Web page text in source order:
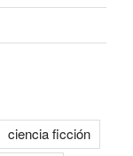
ciencia ficción